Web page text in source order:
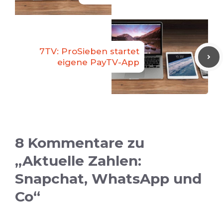
7TV: ProSieben startet
eigene PayTV-App
8 Kommentare zu
„Aktuelle Zahlen:
Snapchat, WhatsApp und
Co“